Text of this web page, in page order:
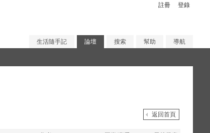
註冊 登錄
生活隨手記 論壇 搜索 幫助 導航
返回首頁